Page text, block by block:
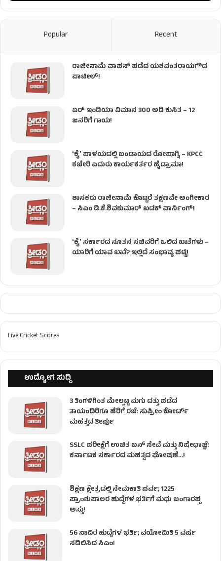
Popular Recent
ರಾಜೀನಾಮೆ ವಾಪಸ್ ಪಡೆದ ಯಶವಂತರಾಯಗೌಡ
ಪಾಟೀಲ್‌!
ಏರ್ ಇಂಡಿಯಾ ವಿಮಾನ 300 ಅಡಿ ಕುಸಿತ – 12
ಜನರಿಗೆ ಗಾಯ!
ʻಕೈʼ​ ಪಾಳಯದಲ್ಲಿ ಬಂಡಾಯದ ರೋಷಾಗ್ನಿ – KPCC
ಕಚೇರಿ ಎದುರು ಕಾರ್ಯಕರ್ತರ ಹೈಡ್ರಾಮಾ!
ಶಾಸಕರು ರಾಜೀನಾಮೆ ಕೊಟ್ಟರೆ ತಕ್ಷಣವೇ ಅಂಗೀಕಾರ
– ಸಿಎಂ ಡಿ.ಕೆ.ಶಿವಕುಮಾರ್ ಖಡಕ್ ವಾರ್ನಿಂಗ್!
ʻಕೈʼ ಸರ್ಕಾರದ ನೂತನ ಸಚಿವರಿಗೆ ಒಲಿದ ಖಾತೆಗಳು –
ಯಾರಿಗೆ ಯಾವ ಖಾತೆ? ಇಲ್ಲಿದೆ ಸಂಭಾವ್ಯ ಪಟ್ಟಿ!
Live Cricket Scores
ಉದ್ಯೋಗ ಸುದ್ದಿ
3 ತಿಂಗಳಿಗಿಂತ ಮೇಲ್ಪಟ್ಟ ಮಗು ದತ್ತು ಪಡೆದ
ತಾಯಂದಿರಿಗೂ ಹೆರಿಗೆ ರಜೆ: ಸುಪ್ರೀಂ ಕೋರ್ಟ್
ಮಹತ್ವದ ತೀರ್ಪು
SSLC ಪರೀಕ್ಷೆಗೆ ಉಚಿತ ಬಸ್ ಸೇವೆ ಮತ್ತು ನಿಷೇಧಾಜ್ಞೆ:
ಕರ್ನಾಟಕ ಸರ್ಕಾರದ ಮಹತ್ವದ ಘೋಷಣೆ…!
ಶಿಕ್ಷಣ ಕ್ಷೇತ್ರದಲ್ಲಿ ನೇಮಕಾತಿ ಪರ್ವ; 1225
ಪ್ರಾಂಶುಪಾಲರ ಹುದ್ದೆಗಳ ಭರ್ತಿಗೆ ಮಧು ಬಂಗಾರಪ್ಪ
ಅಸ್ತು!
56 ಸಾವಿರ ಹುದ್ದೆಗಳ ಭರ್ತಿ; ವಯೋಮಿತಿ 5 ವರ್ಷ
ಸಡಿಲಿಸಿದ ಸಿಎಂ!